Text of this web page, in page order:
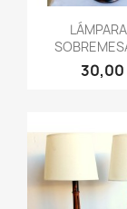
 Vista
30,00